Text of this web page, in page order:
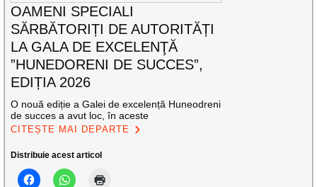
OAMENI SPECIALI
SĂRBĂTORIȚI DE AUTORITĂȚI
LA GALA DE EXCELENŢĂ
”HUNEDORENI DE SUCCES”,
EDIȚIA 2026
O nouă ediție a Galei de excelență Huneodreni
de succes a avut loc, în aceste
CITEȘTE MAI DEPARTE
Distribuie acest articol